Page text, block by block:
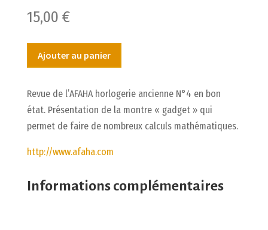
15,00 €
Ajouter au panier
Revue de l’AFAHA horlogerie ancienne N°4 en bon
état. Présentation de la montre « gadget » qui
permet de faire de nombreux calculs mathématiques.
http://www.afaha.com
Informations complémentaires